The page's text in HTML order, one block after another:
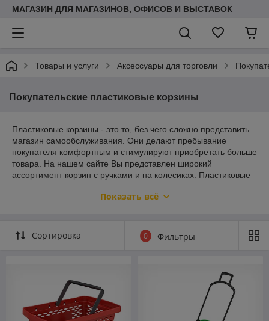
МАГАЗИН ДЛЯ МАГАЗИНОВ, ОФИСОВ И ВЫСТАВОК
Товары и услуги Аксессуары для торговли
Покупательские пластиковые корзины
Пластиковые корзины - это то, без чего сложно представить
магазин самообслуживания. Они делают пребывание
покупателя комфортным и стимулируют приобретать больше
товара. На нашем сайте Вы представлен широкий
ассортимент корзин с ручками и на колесиках. Пластиковые
- Имеют длительный срок эксплуатации;
- Возможно нанесение логотипа на боковины корзин;
Показать всё
Сортировка 0 Фильтры